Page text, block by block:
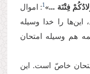
فِتْنَة ...»1: اموال
این‌ها را خدا وسیله
هم وسیله امتحان
خاصّ است. این